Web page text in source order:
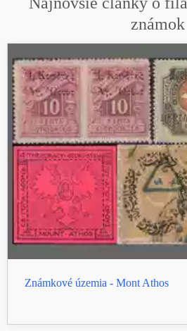
známok
Známkové územia - Mont Athos